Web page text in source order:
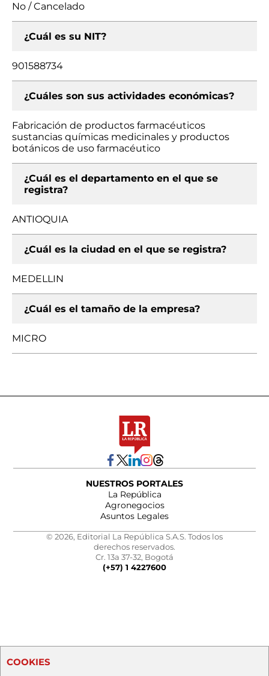
No / Cancelado
¿Cuál es su NIT?
901588734
¿Cuáles son sus actividades económicas?
Fabricación de productos farmacéuticos
sustancias químicas medicinales y productos
botánicos de uso farmacéutico
¿Cuál es el departamento en el que se
registra?
ANTIOQUIA
¿Cuál es la ciudad en el que se registra?
MEDELLIN
¿Cuál es el tamaño de la empresa?
MICRO
NUESTROS PORTALES
La República
Agronegocios
Asuntos Legales
© 2026, Editorial La República S.A.S. Todos los
derechos reservados.
Cr. 13a 37-32, Bogotá
(+57) 1 4227600
COOKIES